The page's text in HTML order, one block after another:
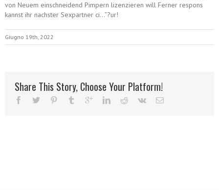
von Neuem einschneidend Pimpern lizenzieren will Ferner respons
kannst ihr nachster Sexpartner ci…”?ur!
Giugno 19th, 2022
Share This Story, Choose Your Platform!